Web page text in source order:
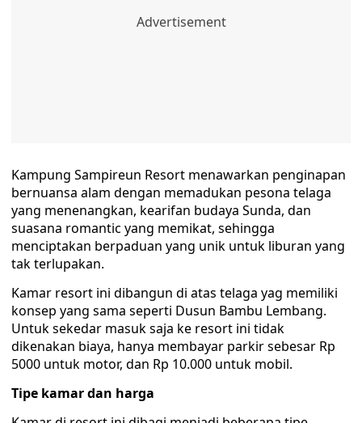
Kampung Sampireun Resort menawarkan penginapan
bernuansa alam dengan memadukan pesona telaga
yang menenangkan, kearifan budaya Sunda, dan
suasana romantic yang memikat, sehingga
menciptakan berpaduan yang unik untuk liburan yang
tak terlupakan.
Kamar resort ini dibangun di atas telaga yag memiliki
konsep yang sama seperti Dusun Bambu Lembang.
Untuk sekedar masuk saja ke resort ini tidak
dikenakan biaya, hanya membayar parkir sebesar Rp
5000 untuk motor, dan Rp 10.000 untuk mobil.
Tipe kamar dan harga